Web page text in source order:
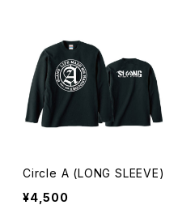
Circle A (LONG SLEEVE)
¥4,500